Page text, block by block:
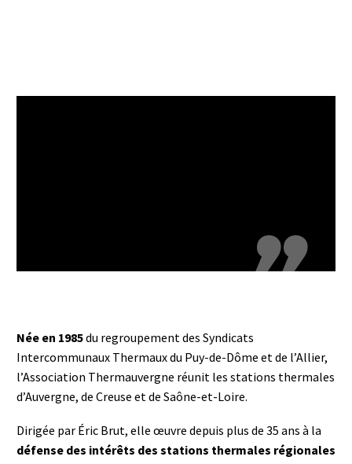

Née en 1985du regroupement des Syndicats
Intercommunaux Thermaux du Puy-de-Dôme et de l’Allier,
l’Association Thermauvergne réunit les stations thermales
d’Auvergne, de Creuse et de Saône-et-Loire.
Dirigée par Éric Brut, elle œuvre depuis plus de 35 ans à la
défense des intérêts des stations thermales régionales